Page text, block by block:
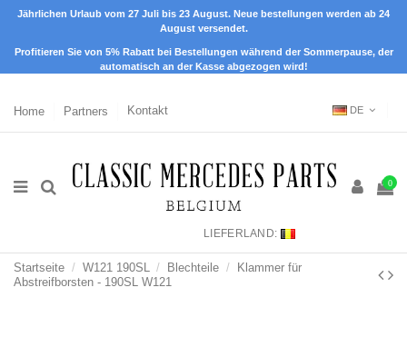
Jährlichen Urlaub vom 27 Juli bis 23 August. Neue bestellungen werden ab 24
August versendet.
Profitieren Sie von 5% Rabatt bei Bestellungen während der Sommerpause, der
automatisch an der Kasse abgezogen wird!
Home Partners Kontakt DE
0
LIEFERLAND:
Startseite W121 190SL Blechteile
Klammer für
Abstreifborsten - 190SL W121